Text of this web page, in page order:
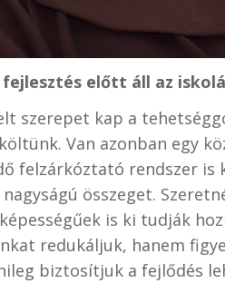
előtt áll az
szerepet kap a
Van azonban egy
felzárkóztató rendszer is
összeget.
is ki tudják
redukáljuk, hanem
biztosítjuk a fejlődés